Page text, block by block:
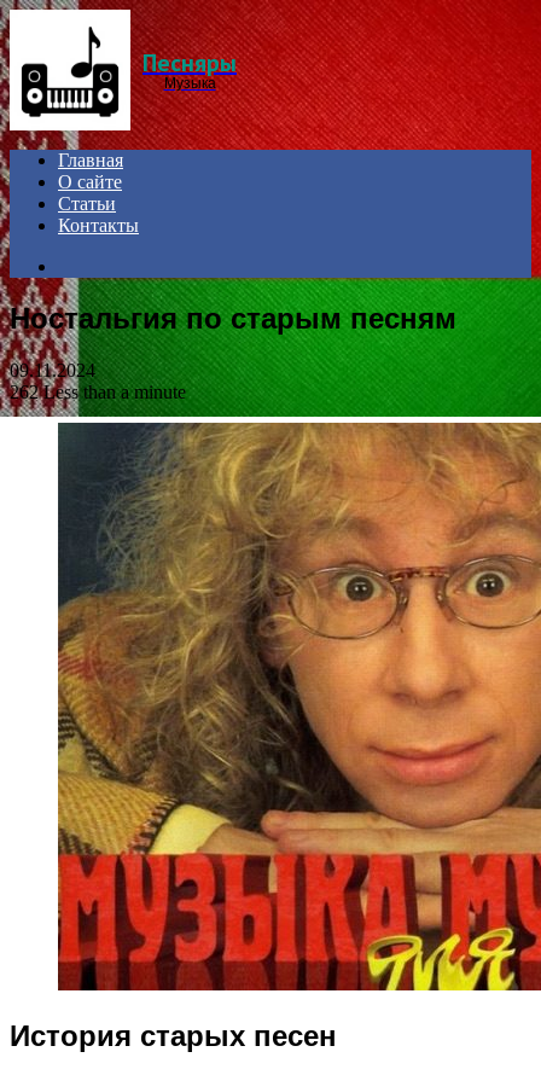
Menu
Песняры
Музыка
Главная
О сайте
Статьи
Контакты
for
Ностальгия по старым песням
09.11.2024
262Less than a minute
История старых песен